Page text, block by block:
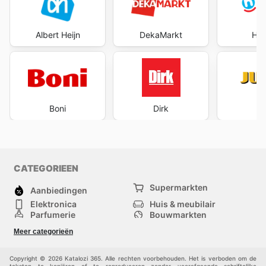
Albert Heijn
Boni
DekaMarkt
Dirk
CATEGORIEEN
Aanbiedingen
Supermarkten
Elektronica
Huis & meubilair
Parfumerie
Bouwmarkten
Kinderen
Meer categorieën
Copyright © 2026 Katalozi 365. Alle rechten voorbehouden. Het is verboden om de